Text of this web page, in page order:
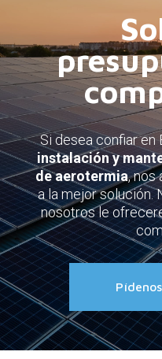
Si desea confiar en
instalación y
de aerotermia, nos
a la mejor solución.
nosotros le